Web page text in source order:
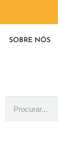
SOBRE NÓS